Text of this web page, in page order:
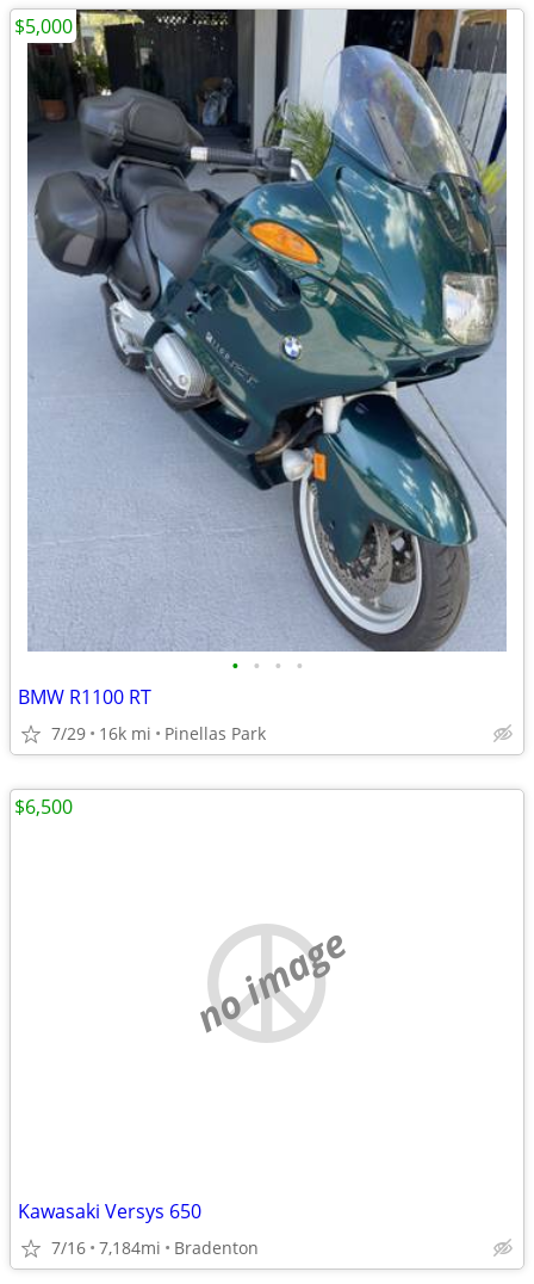
• • • •
BMW R1100 RT
7/29 16k mi Pinellas Park
$5,000
no image
Kawasaki Versys 650
7/16 7,184mi Bradenton
$6,500